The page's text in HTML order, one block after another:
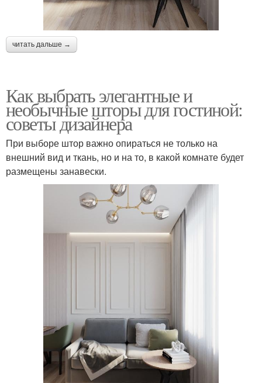
читать дальше →
Как выбрать элегантные и
необычные шторы для гостиной:
советы дизайнера
При выборе штор важно опираться не только на
внешний вид и ткань, но и на то, в какой комнате будет
размещены занавески.